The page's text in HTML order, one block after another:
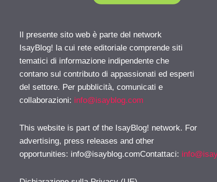
Il presente sito web è parte del network
IsayBlog! la cui rete editoriale comprende siti
tematici di informazione indipendente che
contano sul contributo di appassionati ed esperti
del settore. Per pubblicità, comunicati e
collaborazioni: info@isayblog.com
This website is part of the IsayBlog! network. For
advertising, press releases and other
opportunities: info@isayblog.comContattaci: